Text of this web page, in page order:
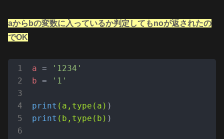
aからbの変数に入っているか判定してもnoが返されたの
でOK
a =
'1234'
b = '1'
print (a,type(a)
print (b,type(b) )